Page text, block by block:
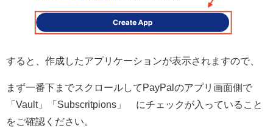
すると、作成したアプリケーションが表示されますので、
まず一番下までスクロールして PayPalのアプリ画面側で
「Vault」「Subscritpions」 にチェックが入っていること
をご確認ください。